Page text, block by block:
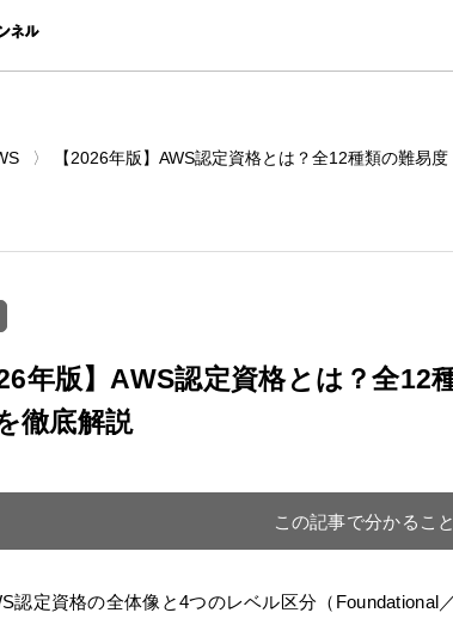
【2026年版】AWS認定資格とは？全12種類の難易
年版】AWS認定資格とは？全12
徹底解説
この記事で分かること
認定資格の全体像と4つのレベル区分（Foundational